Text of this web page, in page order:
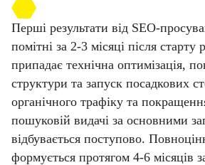
Перші результати від SEO-
помітні за 2-3 місяці після старту
припадає технічна оптимізація,
структури та запуск посадкових
органічного трафіку та
пошуковій видачі за основними
відбувається поступово.
формується протягом 4-6 місяців